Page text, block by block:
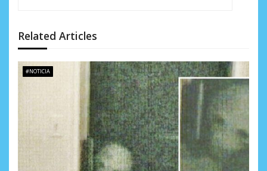
n
d
e
t
Related Articles
#NOTICIA